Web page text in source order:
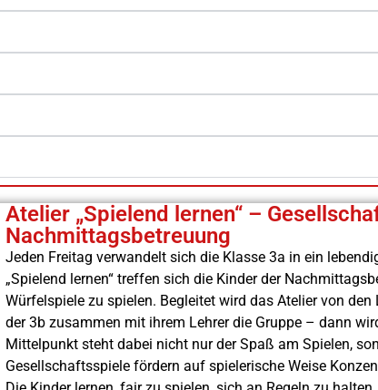
Atelier „Spielend lernen“ –
Nachmittagsbetreuung
Jeden Freitag verwandelt sich die Klasse 3a in ein
„Spielend lernen“ treffen sich die Kinder der
Würfelspiele zu spielen. Begleitet wird das Atelier von
der 3b zusammen mit ihrem Lehrer die Gruppe – dann
Mittelpunkt steht dabei nicht nur der Spaß am Spielen,
Gesellschaftsspiele fördern auf spielerische Weise